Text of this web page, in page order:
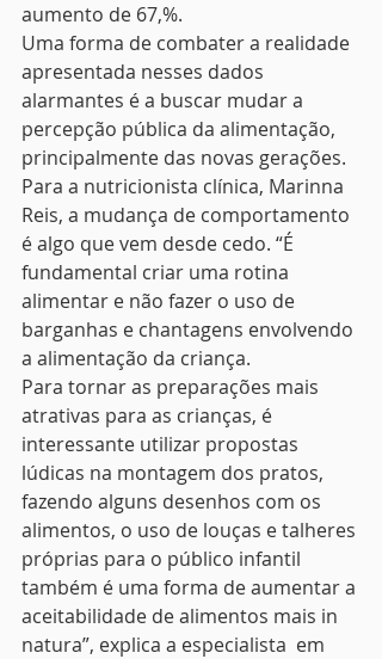
aumento de 67,%.
Uma forma de combater a realidade
apresentada nesses dados
alarmantes é a buscar mudar a
percepção pública da alimentação,
principalmente das novas gerações.
Para a nutricionista clínica, Marinna
Reis, a mudança de comportamento
é algo que vem desde cedo. “É
fundamental criar uma rotina
alimentar e não fazer o uso de
barganhas e chantagens envolvendo
a alimentação da criança.
Para tornar as preparações mais
atrativas para as crianças, é
interessante utilizar propostas
lúdicas na montagem dos pratos,
fazendo alguns desenhos com os
alimentos, o uso de louças e talheres
próprias para o público infantil
também é uma forma de aumentar a
aceitabilidade de alimentos mais in
natura”, explica a especialista  em